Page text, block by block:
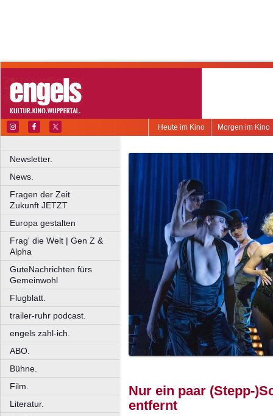
Morgen im Kino
Heute im Kino
Newsletter.
News.
Fragen der Zeit
Zukunft JETZT
Europa gestalten
Frag' die Welt | Gen Z &
Alpha
GuteNachrichten fürs
Gemeinwohl
Flugblatt.
trailer-ruhr podcast.
engels zahl-ich.
ABO.
Bühne.
Film.
Literatur.
Nur ein paar (Stepp-
entfernt